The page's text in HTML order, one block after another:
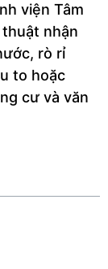
viện Tâm
nhận
rò rỉ
to hoặc
cư và văn